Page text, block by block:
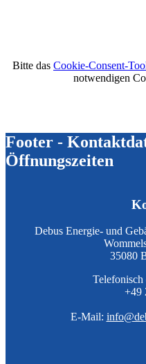
Bitte das Cookie-Consent-
notwendigen
Footer -
Öffnungszeiten
Debus Energie- und
35080
Telefonisch
+49
E-Mail: